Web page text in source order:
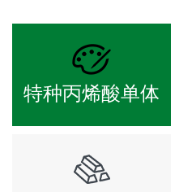
特种丙烯酸单体